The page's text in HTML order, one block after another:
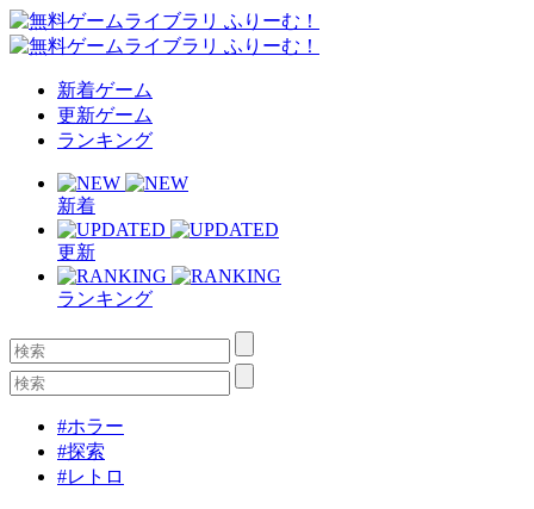
新着ゲーム
更新ゲーム
ランキング
新着
更新
ランキング
#ホラー
#探索
#レトロ